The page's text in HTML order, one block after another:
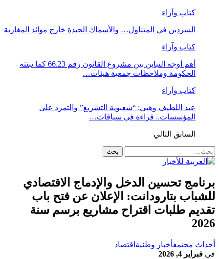
كتاب وآراء
السردين في المتناول… والأسماك الجيدة خارج موائد المغاربة
كتاب وآراء
أهم أوجه التباين بين مشروع القانون رقم 66.23 كما تبنته
الحكومة وملاحظات جمعية هيئات…
كتاب وآراء
عبد اللطيف وهبي: “شعبوية التشريع” والتمرد على
المؤسسات.. قراءة في سياقات…
السابق التالي
برنامج تحسين الدخل والإدماج الاقتصادي
للشباب بتارودانت: الإعلان عن فتح باب
تقديم طلبات اقتراح مشاريع برسم سنة
2026
أحداث مجتمعأخبار وطنية اقتصاد
في فبراير 4, 2026